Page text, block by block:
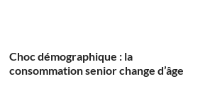
Choc démographique : la
consommation senior change d’âge